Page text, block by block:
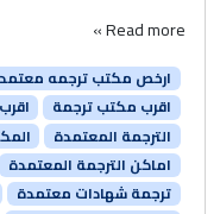
Read more »
ارخص مكتب ترجمه معتمد
اقرب مكتب ترجمة
الترجمة المعتمدة
اماكن الترجمة المعتمدة
ترجمة شهادات معتمدة